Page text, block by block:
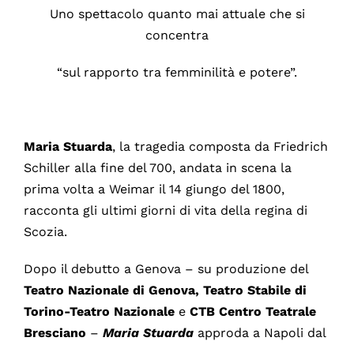
Uno spettacolo quanto mai attuale che si
concentra
“sul rapporto tra femminilità e potere”.
Maria Stuarda, la tragedia composta da Friedrich
Schiller alla fine del 700, andata in scena la
prima volta a Weimar il 14 giungo del 1800,
racconta gli ultimi giorni di vita della regina di
Scozia.
Dopo il debutto a Genova – su produzione del
Teatro Nazionale di Genova, Teatro Stabile di
Torino-Teatro Nazionale eCTB Centro Teatrale
Bresciano – Maria Stuarda approda a Napoli dal